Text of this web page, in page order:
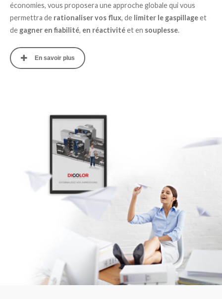
économies, vous proposera une approche globale qui vous
permettra de rationaliser vos flux, de limiter le gaspillageet
de gagner en fiabilité, en réactivitéet en souplesse.
En savoir plus